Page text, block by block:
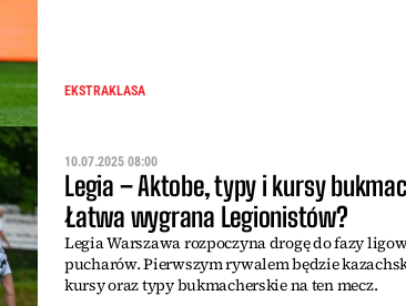
EKSTRAKLASA
10.07.2025 08:00
Legia – Aktobe, typy i kursy
Łatwa wygrana Legionistów?
Legia Warszawa rozpoczyna drogę do fazy
pucharów. Pierwszym rywalem będzie
kursy oraz typy bukmacherskie na ten mecz.